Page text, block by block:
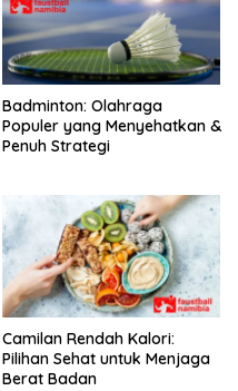
Badminton: Olahraga
Populer yang Menyehatkan &
Penuh Strategi
Camilan Rendah Kalori:
Pilihan Sehat untuk Menjaga
Berat Badan